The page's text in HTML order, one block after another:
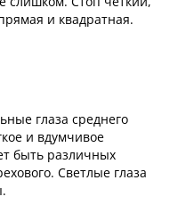
и квадратная.
глаза среднего
и вдумчивое
быть различных
Светлые глаза